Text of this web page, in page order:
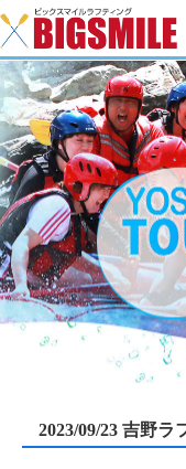
2023/09/23 吉野ラ